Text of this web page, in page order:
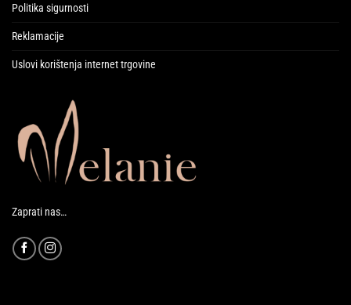
Politika sigurnosti
Reklamacije
Uslovi korištenja internet trgovine
Zaprati nas…